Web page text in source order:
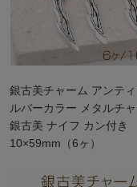
銀古美チャーム アンテ
ルバーカラー メタルチ
銀古美 ナイフ カン付き
10×59mm（6ヶ）